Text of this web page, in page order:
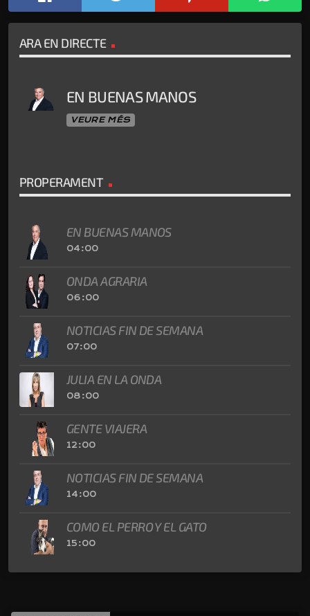
ARA EN DIRECTE
EN BUENAS MANOS
VEURE MÉS
PROPERAMENT
EN BUENAS MANOS
04:00
ONDA AGRARIA
06:00
NOTICIAS FIN DE SEMANA
07:00
JULIA EN LA ONDA
08:00
GENTE VIAJERA
12:00
NOTICIAS FIN DE SEMANA
14:00
COMO EL PERRO Y EL GATO
15:00